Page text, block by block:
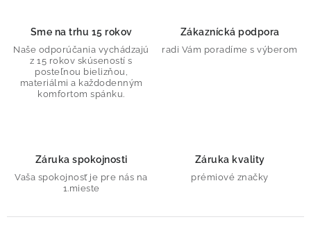
Sme na trhu 15 rokov
Naše odporúčania vychádzajú
z 15 rokov skúseností s
posteľnou bielizňou,
materiálmi a každodenným
komfortom spánku.
Zákaznícká podpora
radi Vám poradíme s výberom
Záruka spokojnosti
Vaša spokojnosť je pre nás na
1.mieste
Záruka kvality
prémiové značky